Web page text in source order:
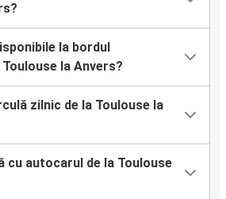
la bordul
la Anvers?
zilnic de la Toulouse la
cu autocarul de la Toulouse